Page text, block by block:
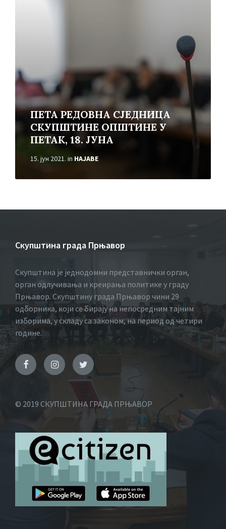
ПЕТА РЕДОВНА СЈЕДНИЦА
СКУПШТИНЕ ОПШТИНЕ У
ПЕТАК, 18. ЈУНА
15. јун 2021. in НАЈАВЕ
Скупштина града Прњавор
Скупштина је једнодомни представнички орган,
орган одлучивања и креирања политике у граду
Прњавор. Скупштину града Прњавор чини 29
одборника, који се бирају на непосредним тајним
изборима, у складу са законом, на период од четири
године.
© 2019 СКУПШТИНА ГРАДА ПРЊАВОР